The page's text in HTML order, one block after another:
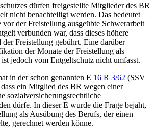
dürfen freigestellte Mitglieder des BR
nicht benachteiligt werden. Das bedeutet
vor der Freistellung ausgeübte Schwerarbeit
verbunden war, dass dieses höhere
Freistellung gebührt. Eine darüber
der Monate der Freistellung als
jedoch vom Entgeltschutz nicht umfasst.
in der schon genannten E 16 R 3/62 (SSV
ein Mitglied des BR wegen einer
sozialversicherungsrechtliche
dürfe. In dieser E wurde die Frage bejaht,
als Ausübung des Berufs, der einen
gerechnet werden könne.